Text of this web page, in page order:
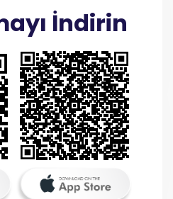
İndirin